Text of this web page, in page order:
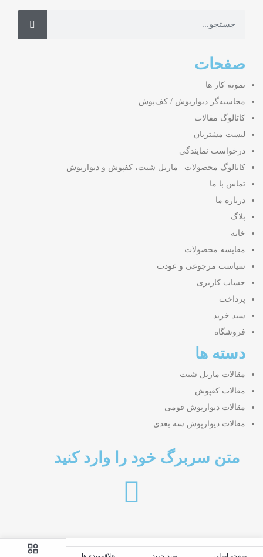
صفحات
نمونه کار ها
محاسبه‌گر دیوارپوش / کف‌پوش
کاتالوگ مقالات
لیست مشتریان
درخواست نمایندگی
کاتالوگ محصولات | ماربل شیت، کفپوش و دیوارپوش
تماس با ما
درباره ما
بلاگ
خانه
مقایسه محصولات
سیاست مرجوعی و عودت
حساب کاربری
پرداخت
سبد خرید
فروشگاه
دسته ها
مقالات ماربل شیت
مقالات کفپوش
مقالات دیوارپوش فومی
مقالات دیوارپوش سه بعدی
متن سربرگ خود را وارد کنید
صفحه اصلی سبد خرید علاقه‌مندی‌ها